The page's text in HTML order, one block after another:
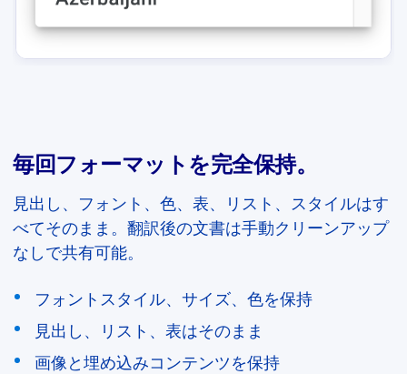
毎回フォーマットを完全保持。
見出し、フォント、色、表、リスト、スタイルはす
べてそのまま。翻訳後の文書は手動クリーンアップ
なしで共有可能。
フォントスタイル、サイズ、色を保持
見出し、リスト、表はそのまま
画像と埋め込みコンテンツを保持